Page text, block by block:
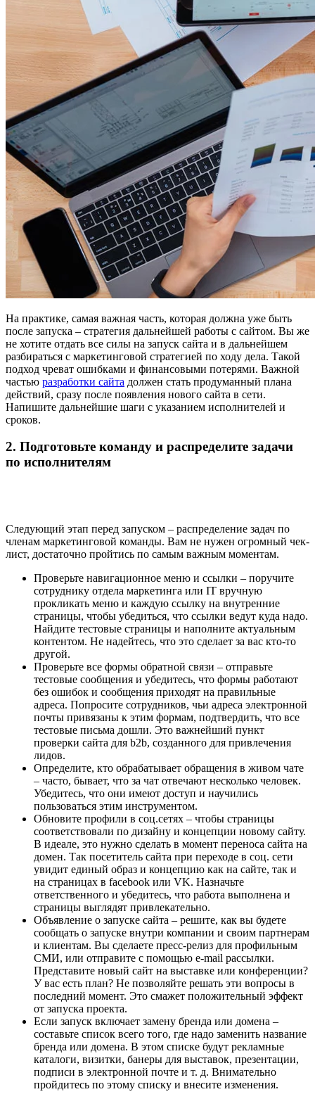
На практике, самая важная часть, которая должна уже быть
после запуска – стратегия дальнейшей работы с сайтом. Вы же
не хотите отдать все силы на запуск сайта и в дальнейшем
разбираться с маркетинговой стратегией по ходу дела. Такой
подход чреват ошибками и финансовыми потерями. Важной
частью разработки сайта должен стать продуманный плана
действий, сразу после появления нового сайта в сети.
Напишите дальнейшие шаги с указанием исполнителей и
сроков.
2. Подготовьте команду и распределите задачи
по исполнителям
Следующий этап перед запуском – распределение задач по
членам маркетинговой команды. Вам не нужен огромный чек-
лист, достаточно пройтись по самым важным моментам.
Проверьте навигационное меню и ссылки – поручите
сотруднику отдела маркетинга или IT вручную
прокликать меню и каждую ссылку на внутренние
страницы, чтобы убедиться, что ссылки ведут куда надо.
Найдите тестовые страницы и наполните актуальным
контентом. Не надейтесь, что это сделает за вас кто-то
другой.
Проверьте все формы обратной связи – отправьте
тестовые сообщения и убедитесь, что формы работают
без ошибок и сообщения приходят на правильные
адреса. Попросите сотрудников, чьи адреса электронной
почты привязаны к этим формам, подтвердить, что все
тестовые письма дошли. Это важнейший пункт
проверки сайта для b2b, созданного для привлечения
лидов.
Определите, кто обрабатывает обращения в живом чате
– часто, бывает, что за чат отвечают несколько человек.
Убедитесь, что они имеют доступ и научились
пользоваться этим инструментом.
Обновите профили в соц.сетях – чтобы страницы
соответствовали по дизайну и концепции новому сайту.
В идеале, это нужно сделать в момент переноса сайта на
домен. Так посетитель сайта при переходе в соц. сети
увидит единый образ и концепцию как на сайте, так и
на страницах в facebook или VK. Назначьте
ответственного и убедитесь, что работа выполнена и
страницы выглядят привлекательно.
Объявление о запуске сайта – решите, как вы будете
сообщать о запуске внутри компании и своим партнерам
и клиентам. Вы сделаете пресс-релиз для профильным
СМИ, или отправите с помощью e-mail рассылки.
Представите новый сайт на выставке или конференции?
У вас есть план? Не позволяйте решать эти вопросы в
последний момент. Это смажет положительный эффект
от запуска проекта.
Если запуск включает замену бренда или домена –
составьте список всего того, где надо заменить название
бренда или домена. В этом списке будут рекламные
каталоги, визитки, банеры для выставок, презентации,
подписи в электронной почте и т. д. Внимательно
пройдитесь по этому списку и внесите изменения.